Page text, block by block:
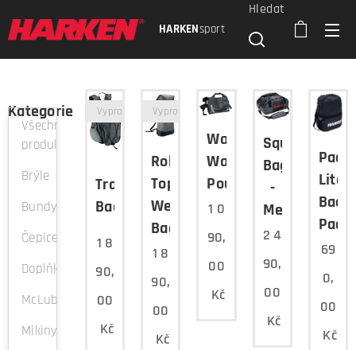
HARKENsport
Hledat
Kategorie
Všechny
produkty
Brýle
Bundy
Čepice
Doplňky
McLube
Mikiny
Transition
BackPack
Vyprodáno
1 8
90,
00
Kč
Roll-
Top
Wet/Dry
Bag
Vyprodáno
1 8
90,
00
Kč
Waterproof
Waist
Pouch
1 0
90,
00
Kč
Squall
Bag
-
Medium
2 4
90,
00
Kč
Pack-
Lite
Back
Pack
69
0,
00
Kč